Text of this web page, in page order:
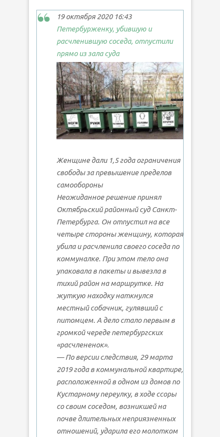
19 октября 2020 16:43
Петербурженку, убившую и
расчленившую соседа, отпустили
прямо из зала суда
Женщине дали 1,5 года ограничения
свободы за превышение пределов
самообороны
Неожиданное решение принял
Октябрьский районный суд Санкт-
Петербурга. Он отпустил на все
четыре стороны женщину, которая
убила и расчленила своего соседа по
коммуналке. При этом тело она
упаковала в пакеты и вывезла в
тихий район на маршрутке. На
жуткую находку наткнулся
местный собачник, гулявший с
питомцем. А дело стало первым в
громкой череде петербургских
«расчлененок».
— По версии следствия, 29 марта
2019 года в коммунальной квартире,
расположенной в одном из домов по
Кустарному переулку, в ходе ссоры
со своим соседом, возникшей на
почве длительных неприязненных
отношений, ударила его молотком